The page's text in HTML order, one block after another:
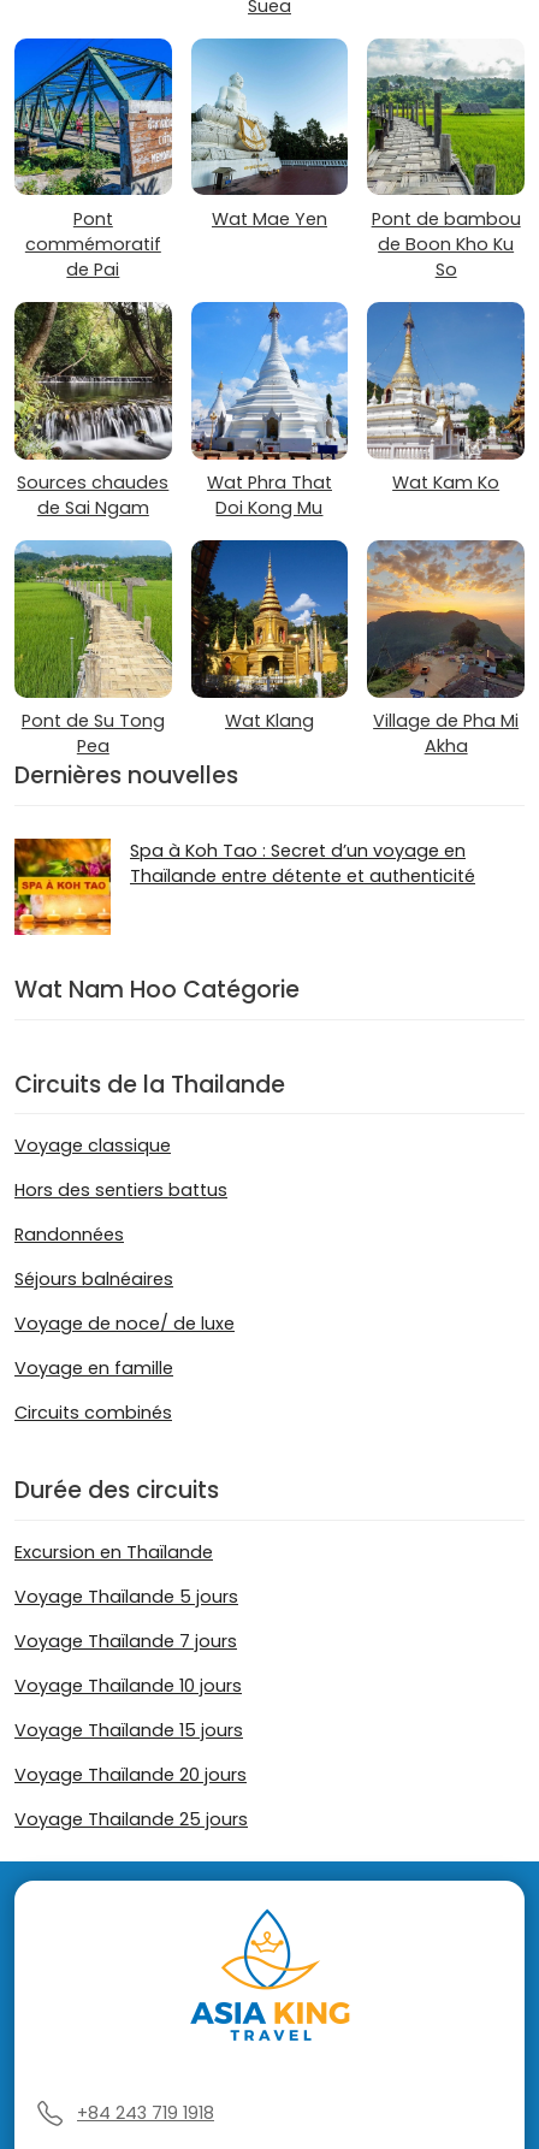
Suea
Pont
commémoratif
de Pai
Wat Mae Yen
Pont de bambou
de Boon Kho Ku
So
Sources chaudes
de Sai Ngam
Wat Phra That
Doi Kong Mu
Wat Kam Ko
Pont de Su Tong
Pea
Wat Klang
Village de Pha Mi
Akha
Dernières nouvelles
Spa à Koh Tao : Secret d’un voyage en
Thaïlande entre détente et authenticité
Wat Nam Hoo Catégorie
Circuits de la Thailande
Voyage classique
Hors des sentiers battus
Randonnées
Séjours balnéaires
Voyage de noce/ de luxe
Voyage en famille
Circuits combinés
Durée des circuits
Excursion en Thaïlande
Voyage Thaïlande 5 jours
Voyage Thaïlande 7 jours
Voyage Thaïlande 10 jours
Voyage Thaïlande 15 jours
Voyage Thaïlande 20 jours
Voyage Thailande 25 jours
+84 243 719 1918